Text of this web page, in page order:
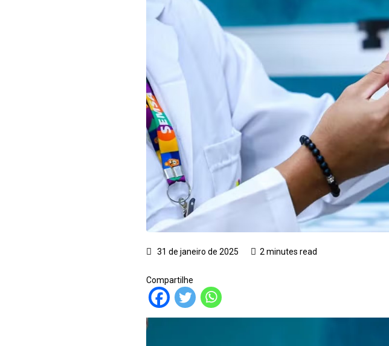
31 de janeiro de 2025 2 minutes read
Compartilhe